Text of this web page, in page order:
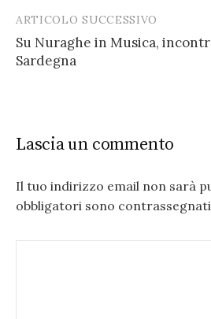
ARTICOLO SUCCESSIVO
Su Nuraghe in Musica,
Sardegna
Lascia un commento
Il tuo indirizzo email non sarà
obbligatori sono contrassegnati